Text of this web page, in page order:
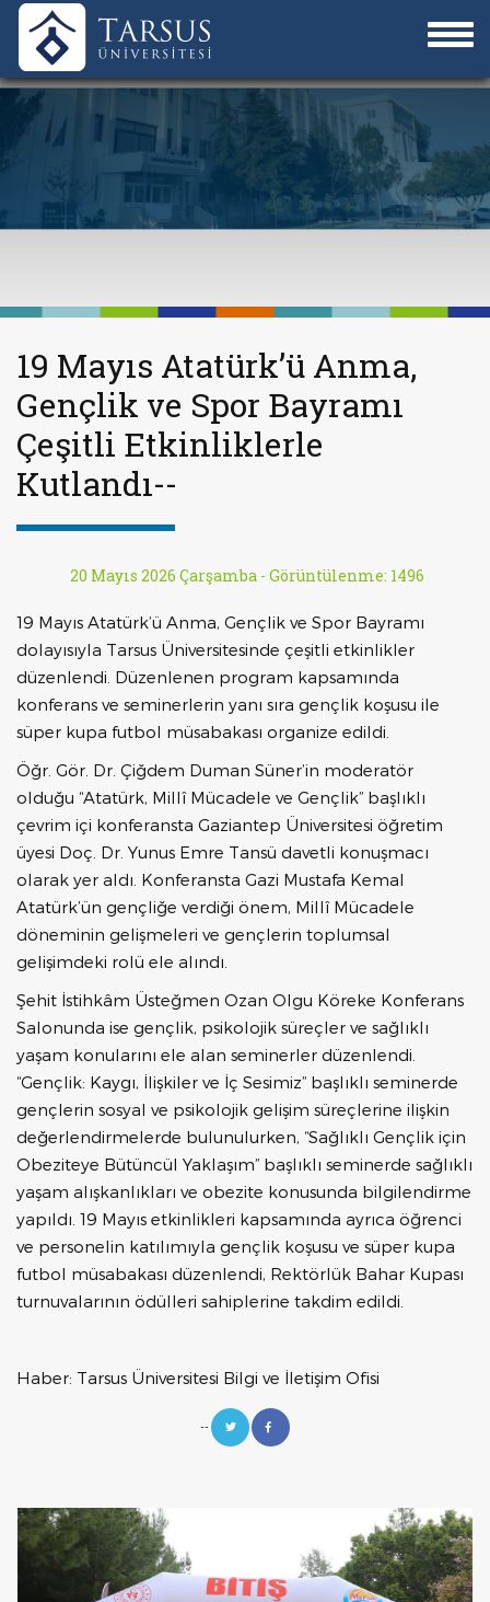
19 Mayıs Atatürk’ü Anma,
Gençlik ve Spor Bayramı
Çeşitli Etkinliklerle
Kutlandı--
20 Mayıs 2026 Çarşamba - Görüntülenme: 1496
19 Mayıs Atatürk’ü Anma, Gençlik ve Spor Bayramı
dolayısıyla Tarsus Üniversitesinde çeşitli etkinlikler
düzenlendi. Düzenlenen program kapsamında
konferans ve seminerlerin yanı sıra gençlik koşusu ile
süper kupa futbol müsabakası organize edildi.
Öğr. Gör. Dr. Çiğdem Duman Süner’in moderatör
olduğu “Atatürk, Millî Mücadele ve Gençlik” başlıklı
çevrim içi konferansta Gaziantep Üniversitesi öğretim
üyesi Doç. Dr. Yunus Emre Tansü davetli konuşmacı
olarak yer aldı. Konferansta Gazi Mustafa Kemal
Atatürk’ün gençliğe verdiği önem, Millî Mücadele
döneminin gelişmeleri ve gençlerin toplumsal
gelişimdeki rolü ele alındı.
Şehit İstihkâm Üsteğmen Ozan Olgu Köreke Konferans
Salonunda ise gençlik, psikolojik süreçler ve sağlıklı
yaşam konularını ele alan seminerler düzenlendi.
“Gençlik: Kaygı, İlişkiler ve İç Sesimiz” başlıklı seminerde
gençlerin sosyal ve psikolojik gelişim süreçlerine ilişkin
değerlendirmelerde bulunulurken, “Sağlıklı Gençlik için
Obeziteye Bütüncül Yaklaşım” başlıklı seminerde sağlıklı
yaşam alışkanlıkları ve obezite konusunda bilgilendirme
yapıldı. 19 Mayıs etkinlikleri kapsamında ayrıca öğrenci
ve personelin katılımıyla gençlik koşusu ve süper kupa
futbol müsabakası düzenlendi, Rektörlük Bahar Kupası
turnuvalarının ödülleri sahiplerine takdim edildi.
Haber: Tarsus Üniversitesi Bilgi ve İletişim Ofisi
--